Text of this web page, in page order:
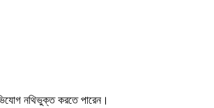
নথিভুক্ত করতে পারেন।